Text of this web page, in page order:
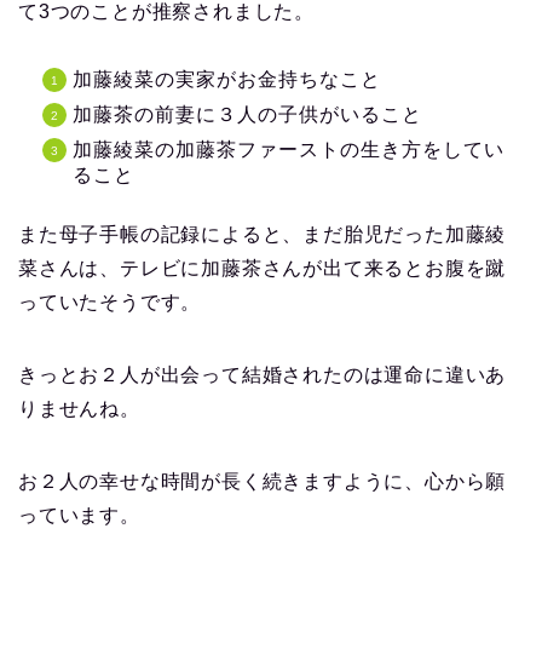
て3つのことが推察されました。
加藤綾菜の実家がお金持ちなこと
加藤茶の前妻に３人の子供がいること
加藤綾菜の加藤茶ファーストの生き方をしてい
ること
また母子手帳の記録によると、まだ胎児だった加藤綾
菜さんは、テレビに加藤茶さんが出て来るとお腹を蹴
っていたそうです。
きっとお２人が出会って結婚されたのは運命に違いあ
りませんね。
お２人の幸せな時間が長く続きますように、心から願
っています。